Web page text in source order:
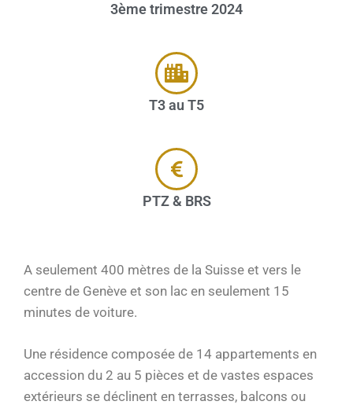
3ème trimestre 2024
T3 au T5
PTZ & BRS
A seulement 400 mètres de la Suisse et vers le
centre de Genève et son lac en seulement 15
minutes de voiture.
Une résidence composée de 14 appartements en
accession du 2 au 5 pièces et de vastes espaces
extérieurs se déclinent en terrasses, balcons ou